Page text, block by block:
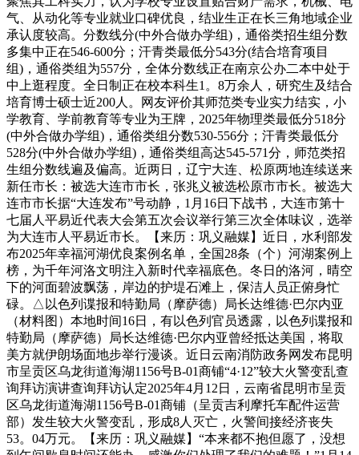
气、从动化等专业就业口碑优良，结业生正在长三角地域企业
承认度较高。分数线分(中外合做办学组)，通俗类招生组分数
多集中正在546-600分；汗青类最低分543分(结合培育项目
组)，通俗类组为557分，全体分数线正在南京公办二本中处于
中上逛程度。全日制正在校本科生1。8万余人，研究生及结合
培育博士硕士近200人。网友评价其师范类专业实力结实，小
学教育、学前教育等专业为王牌，2025年物理类最低分518分
(中外合做办学组)，通俗类组分数530-556分；汗青类最低分
528分(中外合做办学组)，通俗类组高达545-571分，师范类招
生组分数线遍及偏高。近两日，辽宁大连、松原两地连续送来
新任市长：被选大连市市长，张兆义被选松原市市长。被选大
连市市长据“大连发布”号动静，1月16日下战书，大连市第十
七届人平易近代表大会第五次会议举行第三次全体味议，选举
为大连市人平易近市长。【来历：巩义融媒】近日，水利部发
布2025年幸福河湖优良案例名单，全国28条（个）河湖案例上
榜，为千年河洛文明注入新时代幸福底色。冬日的洛河，晴空
下的河面碧波飘荡，岸边的护堤石滩上，保洁人员正俯身忙
碌。△以色列谍报和特勤局（摩萨德）局长达维德·巴尔内亚
（材料图）本地时间16日，有以色列官员透露，以色列谍报和
特勤局（摩萨德）局长达维德·巴尔内亚曾经抵达美国，将取
美方就伊朗场面地步举行漫谈。近日云南消防政务网发布昆明
市呈贡区乌龙街道海湖1156号B-01商铺“4·12”较大火警变乱查
询拜访演讲查询拜访认定2025年4月12日，云南省昆明市呈贡
区乌龙街道海湖1156号B-01商铺（呈贡吉利摩托车配件运营
部）发生较大火警变乱，形成8人灭亡，火警间接经济丧失
53。04万元。【来历：巩义融媒】“本来都不抱但愿了，没想